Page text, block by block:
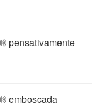
pensativamente
emboscada